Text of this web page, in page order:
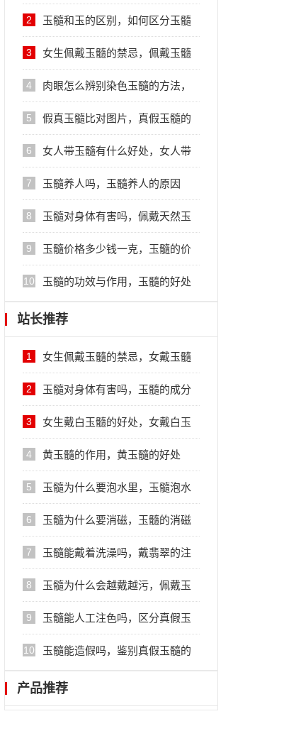
不同
2 玉髓和玉的区别，如何区分玉髓
和玉
3 女生佩戴玉髓的禁忌，佩戴玉髓
的注意事项
4 肉眼怎么辨别染色玉髓的方法，
玉髓真假的区分
5 假真玉髓比对图片，真假玉髓的
鉴别方法
6 女人带玉髓有什么好处，女人带
玉髓的好处
7 玉髓养人吗，玉髓养人的原因
8 玉髓对身体有害吗，佩戴天然玉
髓的好处
9 玉髓价格多少钱一克，玉髓的价
格行情
10 玉髓的功效与作用，玉髓的好处
站长推荐
1 女生佩戴玉髓的禁忌，女戴玉髓
的忌讳
2 玉髓对身体有害吗，玉髓的成分
和性质
3 女生戴白玉髓的好处，女戴白玉
髓的作用
4 黄玉髓的作用，黄玉髓的好处
5 玉髓为什么要泡水里，玉髓泡水
的注意事项
6 玉髓为什么要消磁，玉髓的消磁
方法
7 玉髓能戴着洗澡吗，戴翡翠的注
意事项
8 玉髓为什么会越戴越污，佩戴玉
髓的注意事项
9 玉髓能人工注色吗，区分真假玉
髓小妙招
10 玉髓能造假吗，鉴别真假玉髓的
方法
产品推荐